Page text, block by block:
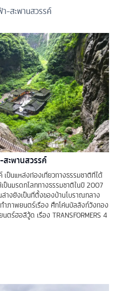
-สะพานสวรรค์
ะพานสวรรค์
ป็นแหล่งท่องเที่ยวทางธรรมชาติที่ได้
ป็นมรดกโลกทางธรรมชาติในปี 2007
างยังเป็นที่ตั้งของบ้านโบราณกลาง
ำภาพยนตร์เรื่อง ศึกโค่นบัลลังก์วังทอง
ร์ฮอลีวู้ด เรื่อง TRANSFORMERS 4